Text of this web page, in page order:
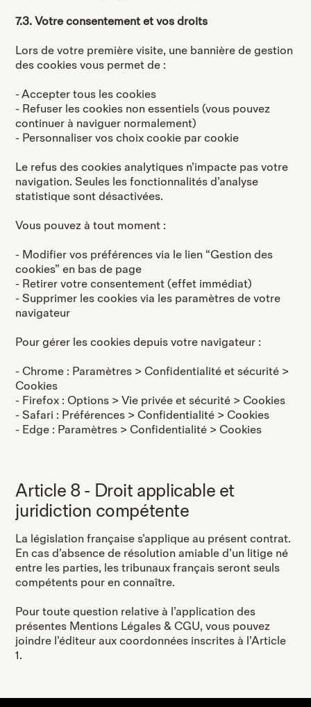
7.3. Votre consentement et vos droits
Lors de votre première visite, une bannière de gestion
des cookies vous permet de :
- Accepter tous les cookies
- Refuser les cookies non essentiels (vous pouvez
continuer à naviguer normalement)
- Personnaliser vos choix cookie par cookie
Le refus des cookies analytiques n’impacte pas votre
navigation. Seules les fonctionnalités d’analyse
statistique sont désactivées.
Vous pouvez à tout moment :
- Modifier vos préférences via le lien “Gestion des
cookies” en bas de page
- Retirer votre consentement (effet immédiat)
- Supprimer les cookies via les paramètres de votre
navigateur
Pour gérer les cookies depuis votre navigateur :
- Chrome : Paramètres > Confidentialité et sécurité >
Cookies
- Firefox : Options > Vie privée et sécurité > Cookies
- Safari : Préférences > Confidentialité > Cookies
- Edge : Paramètres > Confidentialité > Cookies
Article 8 - Droit applicable et
juridiction compétente
La législation française s’applique au présent contrat.
En cas d’absence de résolution amiable d’un litige né
entre les parties, les tribunaux français seront seuls
compétents pour en connaître.
Pour toute question relative à l’application des
présentes Mentions Légales & CGU, vous pouvez
joindre l’éditeur aux coordonnées inscrites à l’Article
1.